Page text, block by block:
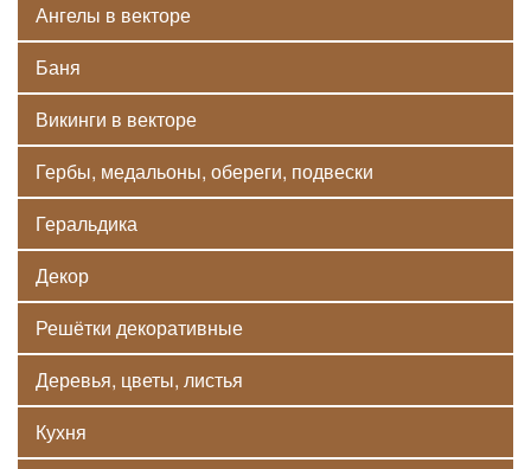
Ангелы в векторе
Баня
Викинги в векторе
Гербы, медальоны, обереги, подвески
Геральдика
Декор
Решётки декоративные
Деревья, цветы, листья
Кухня